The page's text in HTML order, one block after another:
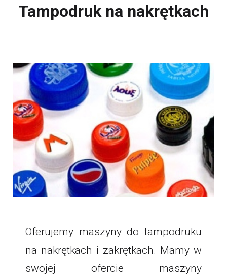
Tampodruk na nakrętkach
Oferujemy maszyny do tampodruku
na nakrętkach i zakrętkach. Mamy w
swojej ofercie maszyny